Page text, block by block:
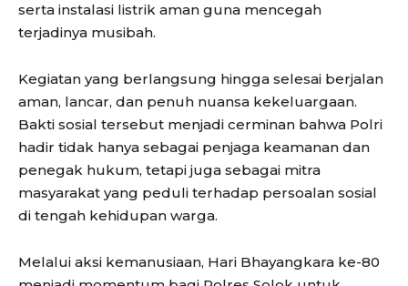
serta instalasi listrik aman guna mencegah
terjadinya musibah.
Kegiatan yang berlangsung hingga selesai berjalan
aman, lancar, dan penuh nuansa kekeluargaan.
Bakti sosial tersebut menjadi cerminan bahwa Polri
hadir tidak hanya sebagai penjaga keamanan dan
penegak hukum, tetapi juga sebagai mitra
masyarakat yang peduli terhadap persoalan sosial
di tengah kehidupan warga.
Melalui aksi kemanusiaan, Hari Bhayangkara ke-80